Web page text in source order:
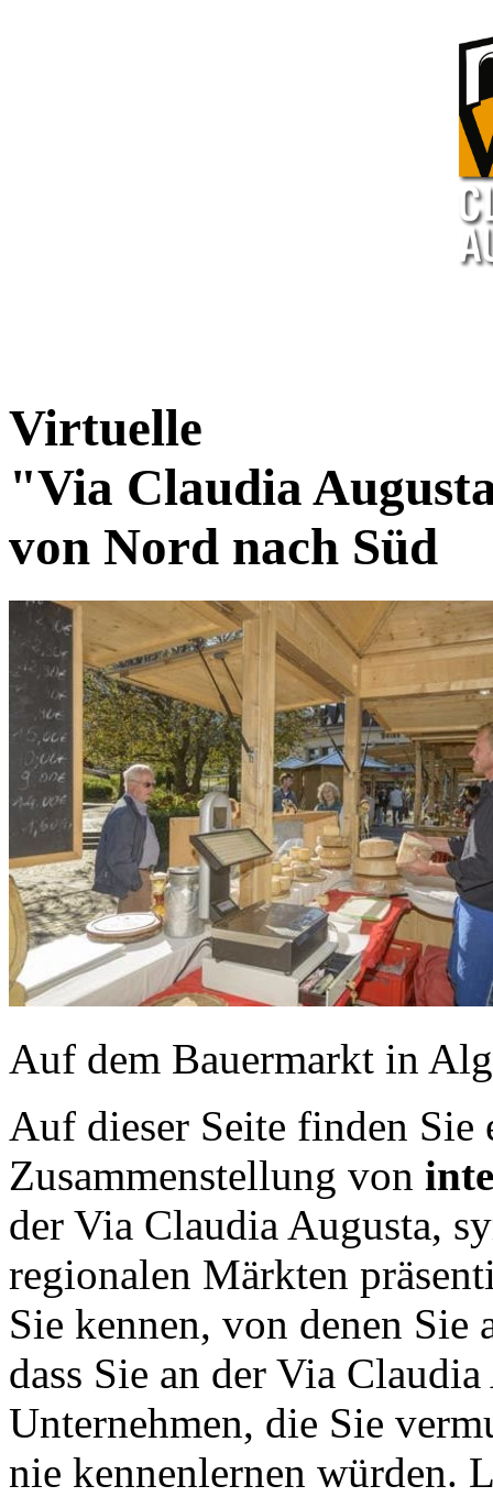
Virtuelle
"Via Claudia
von Nord nach Süd
Auf dem Bauermarkt in
Auf dieser Seite finden Sie
Zusammenstellung von
der Via Claudia Augusta,
regionalen Märkten
Sie kennen, von denen
dass Sie an der Via
Unternehmen, die Sie
nie kennenlernen würden.